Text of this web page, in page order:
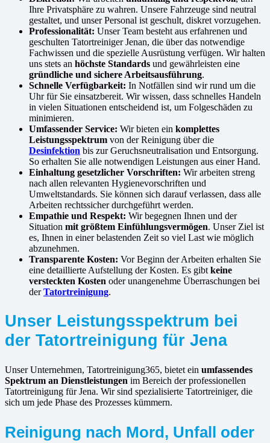
Ihre Privatsphäre zu wahren. Unsere Fahrzeuge sind neutral
gestaltet, und unser Personal ist geschult, diskret vorzugehen.
Professionalität: Unser Team besteht aus erfahrenen und
geschulten Tatortreiniger Jenan, die über das notwendige
Fachwissen und die spezielle Ausrüstung verfügen. Wir halten
uns stets an höchste Standards und gewährleisten eine
gründliche und sichere Arbeitsausführung.
Schnelle Verfügbarkeit: In Notfällen sind wir rund um die
Uhr für Sie einsatzbereit. Wir wissen, dass schnelles Handeln
in vielen Situationen entscheidend ist, um Folgeschäden zu
minimieren.
Umfassender Service: Wir bieten ein komplettes
Leistungsspektrum von der Reinigung über die
Desinfektion bis zur Geruchsneutralisation und Entsorgung.
So erhalten Sie alle notwendigen Leistungen aus einer Hand.
Einhaltung gesetzlicher Vorschriften: Wir arbeiten streng
nach allen relevanten Hygienevorschriften und
Umweltstandards. Sie können sich darauf verlassen, dass alle
Arbeiten rechtssicher durchgeführt werden.
Empathie und Respekt: Wir begegnen Ihnen und der
Situation mit größtem Einfühlungsvermögen. Unser Ziel ist
es, Ihnen in einer belastenden Zeit so viel Last wie möglich
abzunehmen.
Transparente Kosten: Vor Beginn der Arbeiten erhalten Sie
eine detaillierte Aufstellung der Kosten. Es gibt keine
versteckten Kosten oder unangenehme Überraschungen bei
derTatortreinigung.
Unser Leistungsspektrum bei
der Tatortreinigung für Jena
Unser Unternehmen, Tatortreinigung365, bietet ein umfassendes
Spektrum an Dienstleistungen im Bereich der professionellen
Tatortreinigung für Jena. Wir sind spezialisierte Tatortreiniger, die
sich um jede Phase des Prozesses kümmern.
Reinigung nach Mord, Unfall oder